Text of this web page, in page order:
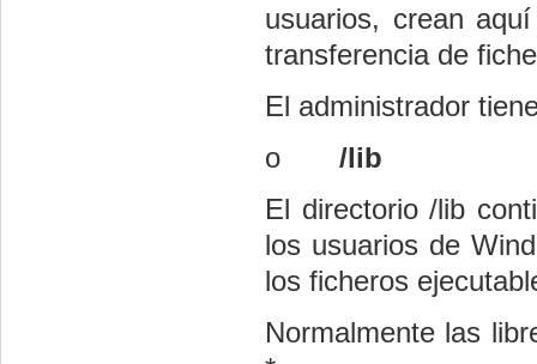
usuarios, crean
transferencia de
El administrador
o
/lib
El directorio /lib
los usuarios de
los ficheros
Normalmente las